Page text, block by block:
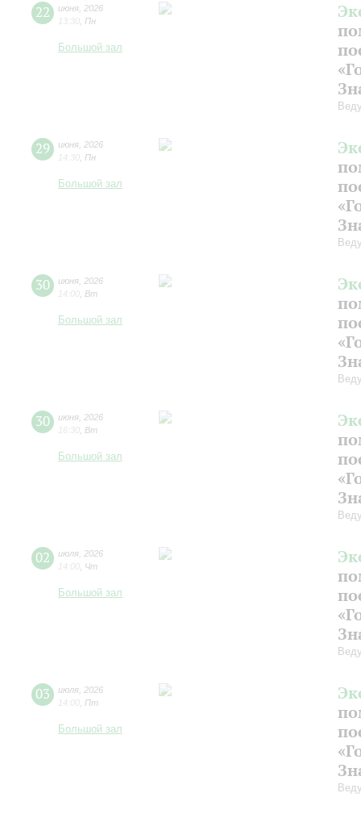
22 июня 2026
13:30 Пн
Большой зал
29 июня 2026
14:30 Пн
Большой зал
30 июня 2026
14:00 Вт
Большой зал
30 июня 2026
16:30 Вт
Большой зал
02 июля 2026
14:00 Чт
Большой зал
03 июля 2026
14:00 Пт
Большой зал